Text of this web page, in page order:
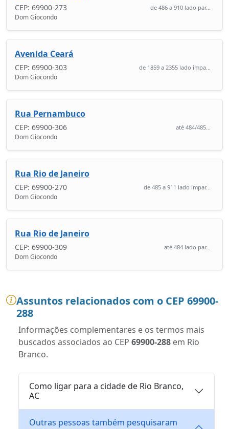
CEP: 69900-273 de 486 a 910 lado par...
Dom Giocondo
Avenida Ceará
CEP: 69900-303 de 1859 a 2355 lado ímpa...
Dom Giocondo
Rua Pernambuco
CEP: 69900-306 até 484/485...
Dom Giocondo
Rua Rio de Janeiro
CEP: 69900-270 de 485 a 911 lado ímpar...
Dom Giocondo
Rua Rio de Janeiro
CEP: 69900-309 até 484 lado par...
Dom Giocondo
Assuntos relacionados com o CEP 69900-
288
Informações complementares e os termos mais
buscados associados ao CEP 69900-288 em Rio
Branco.
Como ligar para a cidade de Rio Branco,
AC
Outras pessoas também pesquisaram